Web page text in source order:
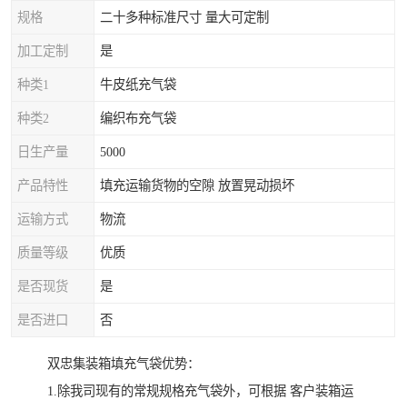
规格 二十多种标准尺寸 量大可定制
加工定制 是
种类1 牛皮纸充气袋
种类2 编织布充气袋
日生产量 5000
产品特性 填充运输货物的空隙 放置晃动损坏
运输方式 物流
质量等级 优质
是否现货 是
是否进口 否
双忠集装箱填充气袋优势：
1.除我司现有的常规规格充气袋外，可根据 客户装箱运